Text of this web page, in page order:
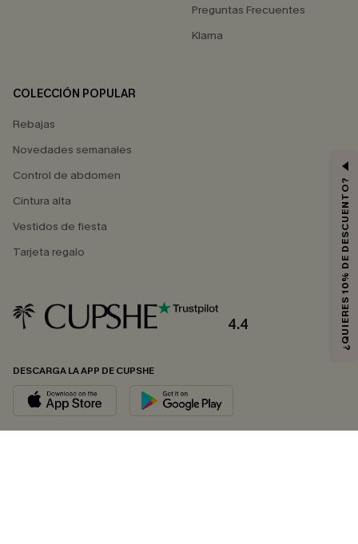
Preguntas Frecuentes
Klarna
COLECCIÓN POPULAR
Rebajas
Novedades semanales
Control de abdomen
Cintura alta
Vestidos de fiesta
Tarjeta regalo
4.4
DESCARGA LA APP DE CUPSHE
¿QUIERES 10% DE DESCUENTO?